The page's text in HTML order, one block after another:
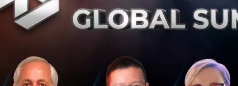
ารสนับสนุนการจัดการกับอาหารส่วนเกินและอาหารที่เหลือบน
แต่ยังมีคุณภาพดี ไม่หมดอายุ นำมาซื้อขายผ่านแอปพลิเคชันที่เ
“surprise bags”
นอกจากนั้น Yindii ยังให้บริการโซลูชั่นสำหรับร้านอาหารและผู้ค้